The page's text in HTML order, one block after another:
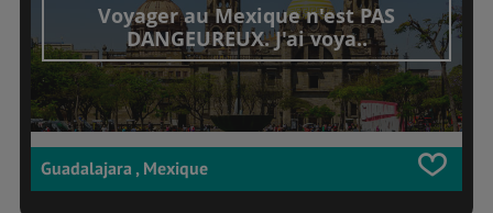
Voyager au Mexique n'est PAS
DANGEUREUX. J'ai voya..
Guadalajara , Mexique